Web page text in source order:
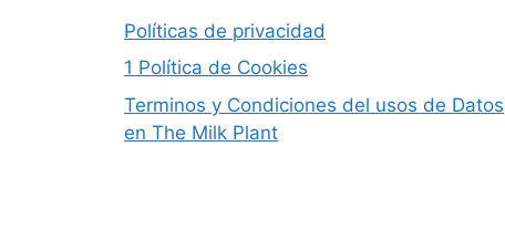
Políticas de privacidad
1 Política de Cookies
Terminos y Condiciones del usos de Datos
en The Milk Plant